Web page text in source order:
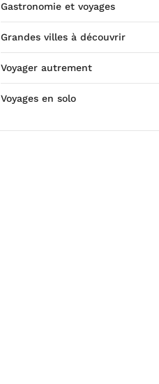
Gastronomie et voyages
Grandes villes à découvrir
Voyager autrement
Voyages en solo